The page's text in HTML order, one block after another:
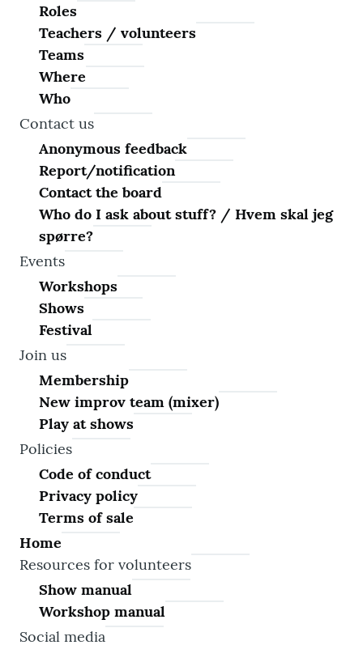
Roles
Teachers / volunteers
Teams
Where
Who
Contact us
Anonymous feedback
Report/notification
Contact the board
Who do I ask about stuff? / Hvem skal jeg
spørre?
Events
Workshops
Shows
Festival
Join us
Membership
New improv team (mixer)
Play at shows
Policies
Code of conduct
Privacy policy
Terms of sale
Home
Resources for volunteers
Show manual
Workshop manual
Social media